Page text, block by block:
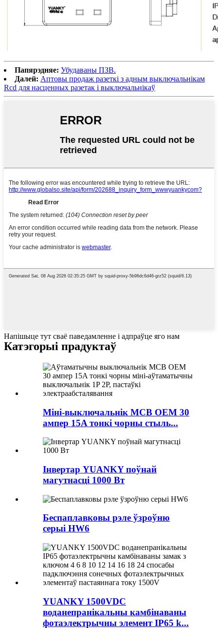
Папярэдняе: Убудаваны ПЗВ.
Далей: Аптовы продаж разеткі з адным выключальнікам
Rcd для насценных разетак і выключальнікаў
Напішыце тут сваё паведамленне і адпраўце яго нам
Катэгорыі прадуктаў
Міні-выключальнік MCB OEM 30
ампер 15A тонкі чорны стыль...
Інвертар YUANKY поўнай
магутнасці 1000 Вт
Беспаплавковы рэле ўзроўню
серыі HW6
YUANKY 1500VDC
воданепранікальны камбінаваны
фотаэлектрычны элемент IP65 k...